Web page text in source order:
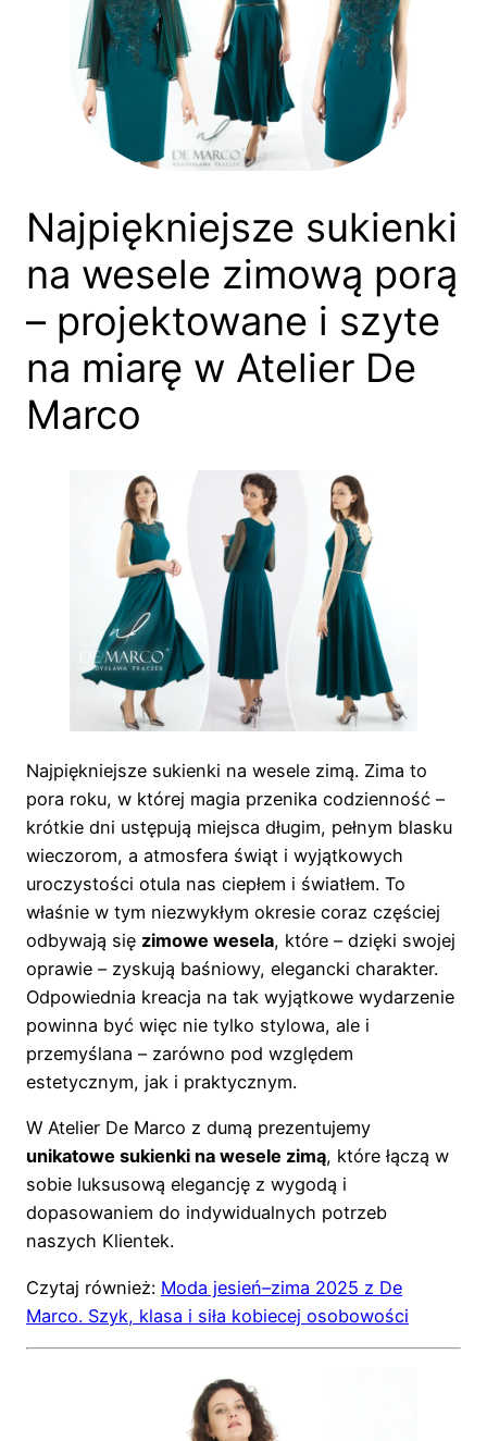
Najpiękniejsze sukienki
na wesele zimową porą
– projektowane i szyte
na miarę w Atelier De
Marco
Najpiękniejsze sukienki na wesele zimą. Zima to
pora roku, w której magia przenika codzienność –
krótkie dni ustępują miejsca długim, pełnym blasku
wieczorom, a atmosfera świąt i wyjątkowych
uroczystości otula nas ciepłem i światłem. To
właśnie w tym niezwykłym okresie coraz częściej
odbywają się zimowe wesela, które – dzięki swojej
oprawie – zyskują baśniowy, elegancki charakter.
Odpowiednia kreacja na tak wyjątkowe wydarzenie
powinna być więc nie tylko stylowa, ale i
przemyślana – zarówno pod względem
estetycznym, jak i praktycznym.
W Atelier De Marco z dumą prezentujemy
unikatowe sukienki na wesele zimą, które łączą w
sobie luksusową elegancję z wygodą i
dopasowaniem do indywidualnych potrzeb
naszych Klientek.
Czytaj również: Moda jesień–zima 2025 z De
Marco. Szyk, klasa i siła kobiecej osobowości